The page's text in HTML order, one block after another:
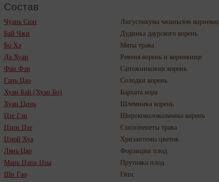
Состав
Чуань Сюн
Лигустикума чюаньсюн
Бай Чжи
Дудника даурского корень
Бо Хэ
Мяты трава
Да Хуан
Ревеня корень и корневище
Фан Фэн
Сапожниковии корень
Гань Цао
Солодки корень
Хуан Бай (Хуан Бо)
Бархата кора
Хуан Цинь
Шлемника корень
Цзе Гэн
Ширококолокольчика корень
Цзин Цзе
Схизонепеты трава
Цзюй Хуа
Хризантемы цветок
Лянь Цяо
Форзиции плод
Мань Цзин Цзы
Прутняка плод
Ши Гао
Гипс